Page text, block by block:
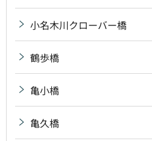
小名木川クローバー橋
鶴歩橋
亀小橋
亀久橋